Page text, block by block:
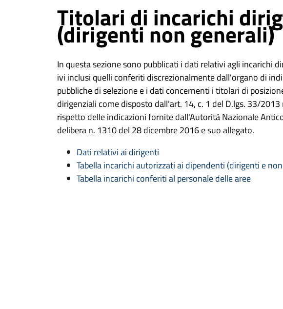
Titolari di incarichi
(dirigenti non generali)
In questa sezione sono pubblicati i dati relativi agli incarichi
ivi inclusi quelli conferiti discrezionalmente dall'organo di
pubbliche di selezione e i dati concernenti i titolari di
dirigenziali come disposto dall'art. 14, c. 1 del D.lgs. 33/
rispetto delle indicazioni fornite dall'Autorità Nazionale
delibera n. 1310 del 28 dicembre 2016 e suo allegato.
Dati relativi ai dirigenti
Tabella incarichi autorizzati ai dipendenti (dirigenti e
Tabella incarichi conferiti al personale delle aree